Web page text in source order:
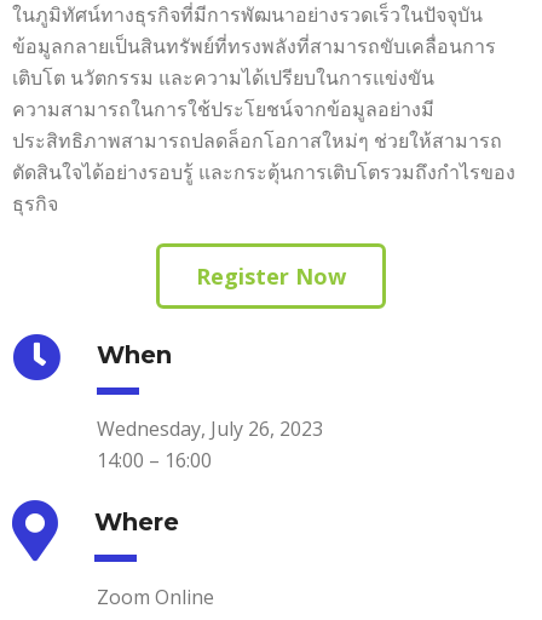
ในภูมิทัศน์ทางธุรกิจที่มีการพัฒนาอย่างรวดเร็วในปัจจุบัน
ข้อมูลกลายเป็นสินทรัพย์ที่ทรงพลังที่สามารถขับเคลื่อนการ
เติบโต นวัตกรรม และความได้เปรียบในการแข่งขัน
ความสามารถในการใช้ประโยชน์จากข้อมูลอย่างมี
ประสิทธิภาพสามารถปลดล็อกโอกาสใหม่ๆ ช่วยให้สามารถ
ตัดสินใจได้อย่างรอบรู้ และกระตุ้นการเติบโตรวมถึงกำไรของ
ธุรกิจ
Register Now
When
Wednesday, July 26, 2023
14:00 – 16:00
Where
Zoom Online